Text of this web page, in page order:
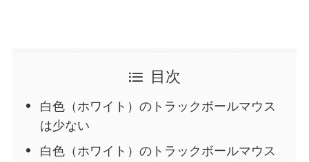
目次
白色（ホワイト）のトラックボールマウス
は少ない
白色（ホワイト）のトラックボールマウス